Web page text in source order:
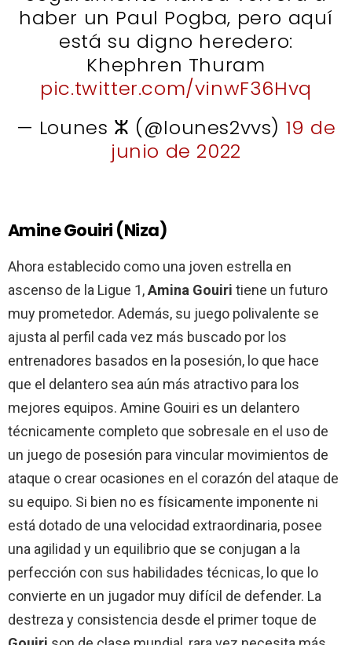
haber un Paul Pogba, pero aquí
está su digno heredero:
Khephren Thuram
pic.twitter.com/vinwF36Hvq
— Lounes ⵣ (@lounes2vvs) 19 de
junio de 2022
Amine Gouiri (Niza)
Ahora establecido como una joven estrella en
ascenso de la Ligue 1,Amina Gouiri tiene un futuro
muy prometedor. Además, su juego polivalente se
ajusta al perfil cada vez más buscado por los
entrenadores basados ​​en la posesión, lo que hace
que el delantero sea aún más atractivo para los
mejores equipos. Amine Gouiri es un delantero
técnicamente completo que sobresale en el uso de
un juego de posesión para vincular movimientos de
ataque o crear ocasiones en el corazón del ataque de
su equipo. Si bien no es físicamente imponente ni
está dotado de una velocidad extraordinaria, posee
una agilidad y un equilibrio que se conjugan a la
perfección con sus habilidades técnicas, lo que lo
convierte en un jugador muy difícil de defender. La
destreza y consistencia desde el primer toque de